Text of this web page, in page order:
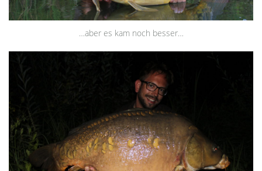
…aber es kam noch besser…